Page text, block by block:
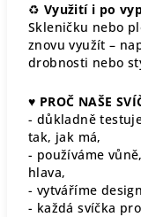
♻ Využití i po
Skleničku nebo
znovu využít –
drobnosti nebo
♥ PROČ NAŠE
- důkladně
tak, jak má,
- používáme
hlava,
- vytváříme
- každá svíčka